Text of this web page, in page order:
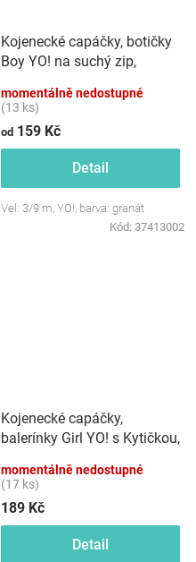
Kojenecké capáčky, botičky
Boy YO! na suchý zip,
momentálně nedostupné
(13 ks)
od 159 Kč
Detail
Vel: 3/9 m, YO!, barva: granát
Kód: 37413002
Kojenecké capáčky,
balerínky Girl YO! s Kytičkou,
momentálně nedostupné
(17 ks)
189 Kč
Detail